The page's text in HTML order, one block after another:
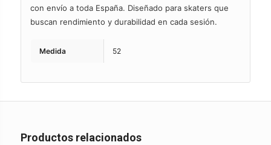
con envío a toda España. Diseñado para skaters que
buscan rendimiento y durabilidad en cada sesión.
Medida 52
Productos relacionados